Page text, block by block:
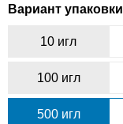
Вариант упаковки
10 игл
100 игл
500 игл